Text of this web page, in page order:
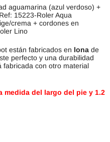
aguamarina (azul verdoso) +
15223-Roler Aqua
crema + cordones en
Lino
están fabricados en lona de
perfecto y una durabilidad
fabricada con otro material
medida del largo del pie y 1.2